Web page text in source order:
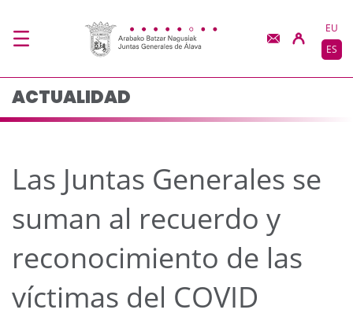
Las Juntas GeneralesEU
ES
ACTUALIDAD
Las Juntas Generales se
suman al recuerdo y
reconocimiento de las
víctimas del COVID